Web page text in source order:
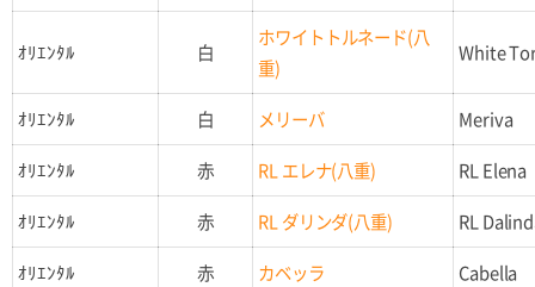
ｵﾘｴﾝﾀﾙ 白
ホワイトトルネード(八
重)
White
ｵﾘｴﾝﾀﾙ 白 メリーバ
Meriva
ｵﾘｴﾝﾀﾙ
赤 RL エレナ(八重)
RL Elena
ｵﾘｴﾝﾀﾙ
赤 RL ダリンダ(八重)
RL
ｵﾘｴﾝﾀﾙ
赤 カベッラ
Cabella